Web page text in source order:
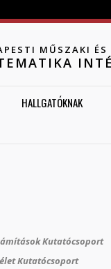
MŰSZAKI
HALLGATÓKNAK
Kutatócsoport
Kutatócsoport